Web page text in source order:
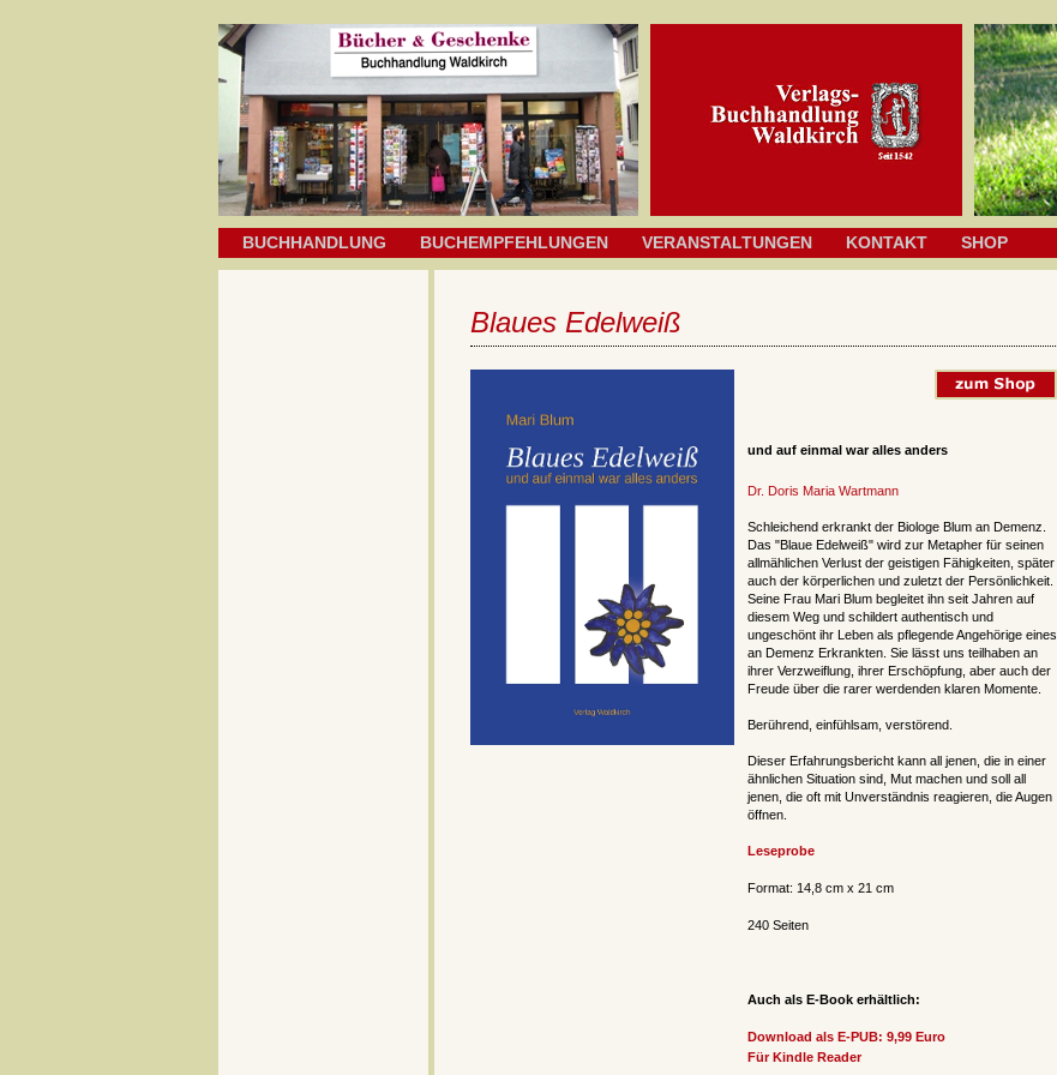
BUCHHANDLUNG BUCHEMPFEHLUNGEN VERANSTALTUNGEN KONTAKT SHOP
Blaues Edelweiß
und auf einmal war alles anders
Dr. Doris Maria Wartmann
Schleichend erkrankt der Biologe Blum an Demenz.
Das "Blaue Edelweiß" wird zur Metapher für seinen
allmählichen Verlust der geistigen Fähigkeiten, später
auch der körperlichen und zuletzt der Persönlichkeit.
Seine Frau Mari Blum begleitet ihn seit Jahren auf
diesem Weg und schildert authentisch und
ungeschönt ihr Leben als pflegende Angehörige eines
an Demenz Erkrankten. Sie lässt uns teilhaben an
ihrer Verzweiflung, ihrer Erschöpfung, aber auch der
Freude über die rarer werdenden klaren Momente.
Berührend, einfühlsam, verstörend.
Dieser Erfahrungsbericht kann all jenen, die in einer
ähnlichen Situation sind, Mut machen und soll all
jenen, die oft mit Unverständnis reagieren, die Augen
öffnen.
Leseprobe
Format: 14,8 cm x 21 cm
240 Seiten
Auch als E-Book erhältlich:
Download als E-PUB: 9,99 Euro
Für Kindle Reader